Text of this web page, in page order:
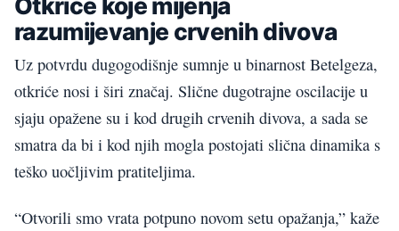
razumijevanje crvenih divova
Uz potvrdu dugogodišnje sumnje u binarnost Betelgeza,
otkriće nosi i širi značaj. Slične dugotrajne oscilacije u
sjaju opažene su i kod drugih crvenih divova, a sada se
smatra da bi i kod njih mogla postojati slična dinamika s
teško uočljivim pratiteljima.
“Otvorili smo vrata potpuno novom setu opažanja,” kaže